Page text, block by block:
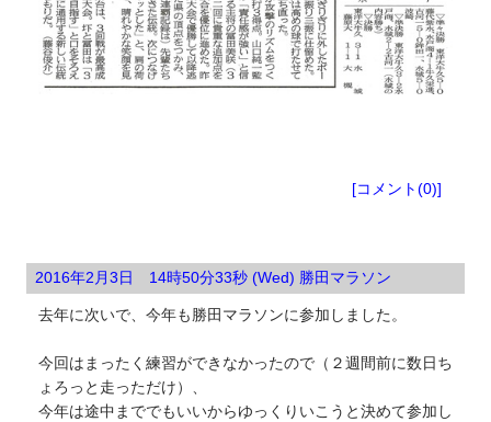
[コメント(0)]
2016年2月3日 14時50分33秒 (Wed) 勝田マラソン
去年に次いで、今年も勝田マラソンに参加しました。
今回はまったく練習ができなかったので（２週間前に数日ち
ょろっと走っただけ）、
今年は途中まででもいいからゆっくりいこうと決めて参加し